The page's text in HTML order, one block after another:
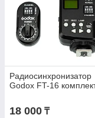
Радиосинхронизатор
Godox FT-16
18 000 ₸